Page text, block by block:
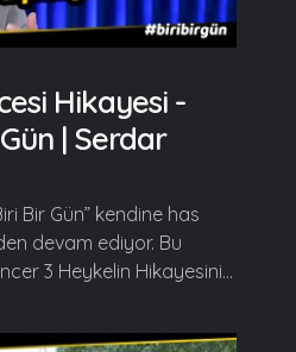
Hikayesi -
| Serdar
Bir Gün” kendine has
devam ediyor. Bu
3 Heykelin Hikayesini...